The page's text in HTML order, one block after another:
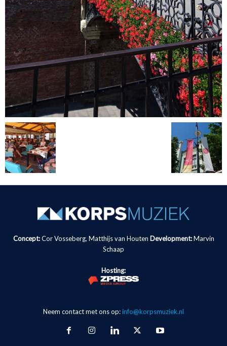
Concept:Cor Vosseberg, Matthijs van Houten Development: Marvin
Schaap
Hosting:
Neem contact met ons op:info@korpsmuziek.nl